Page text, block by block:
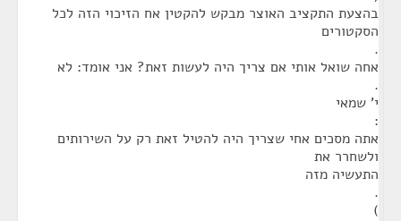
בהצעת התקציב האוצר מבקש להקטין אח הזיכוי הזה לכל
הסקטורים
.
אחה שואל אותי אם צריך היה לעשות זאת? אני אומד: לא
.
י' שמאי
:
אתה מסכים אחי שצריך היה להטיל זאת רק על השירותים
ולשחרר את
התעשיה מזה
.
)